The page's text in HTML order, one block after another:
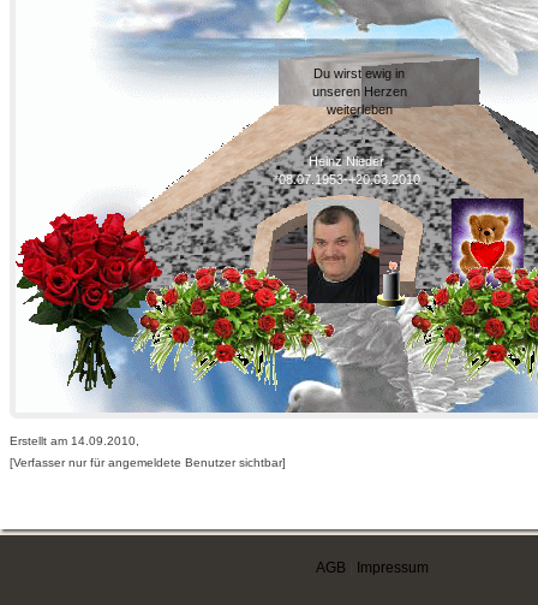
Heinz Nieder
*08.07.1953-+20.03.2010
Du wirst ewig in
unseren Herzen
weiterleben
Erstellt am 14.09.2010,
[Verfasser nur für angemeldete Benutzer sichtbar]
AGB Impressum